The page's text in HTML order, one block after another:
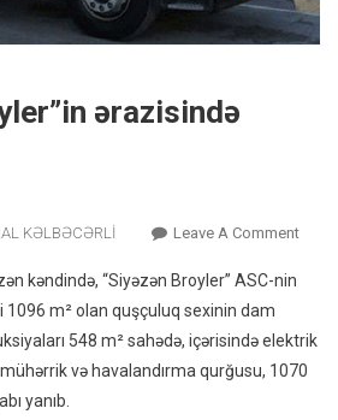
ərazisində
KƏLBƏCƏRLİ Leave A CommentOn
Olub
kəndində, “Siyəzən Broyler” ASC-nin
m² olan quşçuluq sexinin dam
548 m² sahədə, içərisində elektrik
və havalandırma qurğusu, 1070
yanıb.